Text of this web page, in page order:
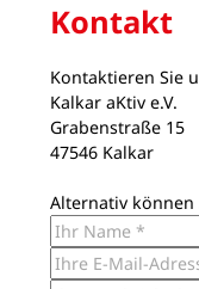
Kontakt
Kontaktieren Sie
Kalkar aKtiv e.V.
Grabenstraße 15
47546 Kalkar
Alternativ können